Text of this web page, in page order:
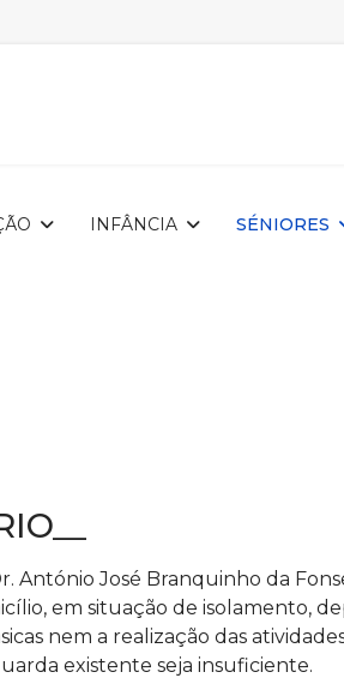
INFÂNCIA SÉNIORES
António José Branquinho da
em situação de isolamento,
nem a realização das
existente seja insuficiente.